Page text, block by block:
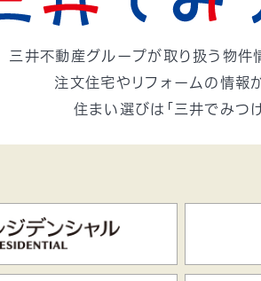
三井不動産グループが取り扱う 物件
注文住宅やリフォームの情報
住まい選びは「三井でみつけ